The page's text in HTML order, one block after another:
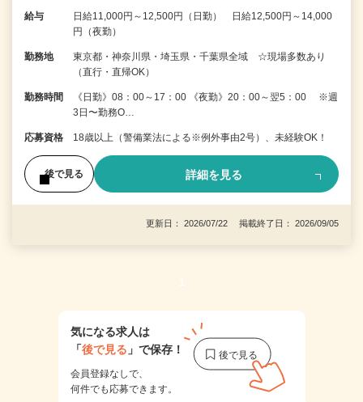
給与
日給11,000円～12,500円（日勤） 日給12,500円～14,000
円（夜勤）
勤務地
東京都・神奈川県・埼玉県・千葉県全域 ☆現場多数あり
（直行・直帰OK）
勤務時間
《日勤》08：00～17：00 《夜勤》20：00～翌5：00 ※週
3日〜勤務O…
応募資格 18歳以上（警備業法による※例外事由2号）、未経験OK！
後で見る 詳細を見る
更新日： 2026/07/22 掲載終了日： 2026/09/05
1
気になる求人は
「後で見る 」で保存！
会員登録なしで、
何件でも応募できます。